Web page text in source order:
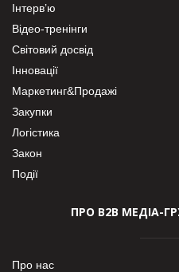
Інтерв’ю
Відео-тренінги
Світовий досвід
Інновації
Маркетинг&Продажі
Закупки
Логістика
Закон
Події
ПРО В2В МЕДІА-
Про нас